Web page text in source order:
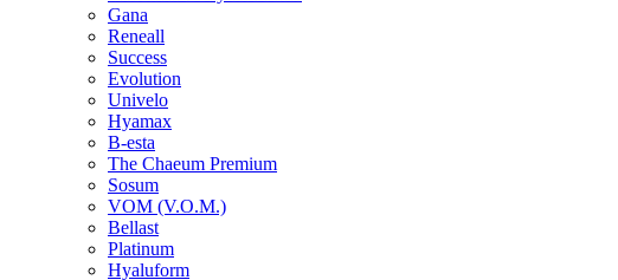
Gana
Reneall
Success
Evolution
Univelo
Hyamax
B-esta
The Chaeum Premium
Sosum
VOM (V.O.M.)
Bellast
Platinum
Hyaluform